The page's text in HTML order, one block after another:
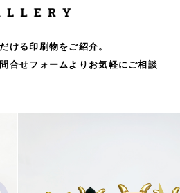
ける印刷物をご紹介。
合せフォームよりお気軽にご相談